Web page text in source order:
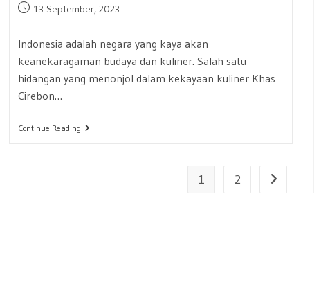
Post13 September, 2023
Indonesia adalah negara yang kaya akan
keanekaragaman budaya dan kuliner. Salah satu
hidangan yang menonjol dalam kekayaan kuliner Khas
Cirebon…
Continue Reading Empal
1 2 Go to the